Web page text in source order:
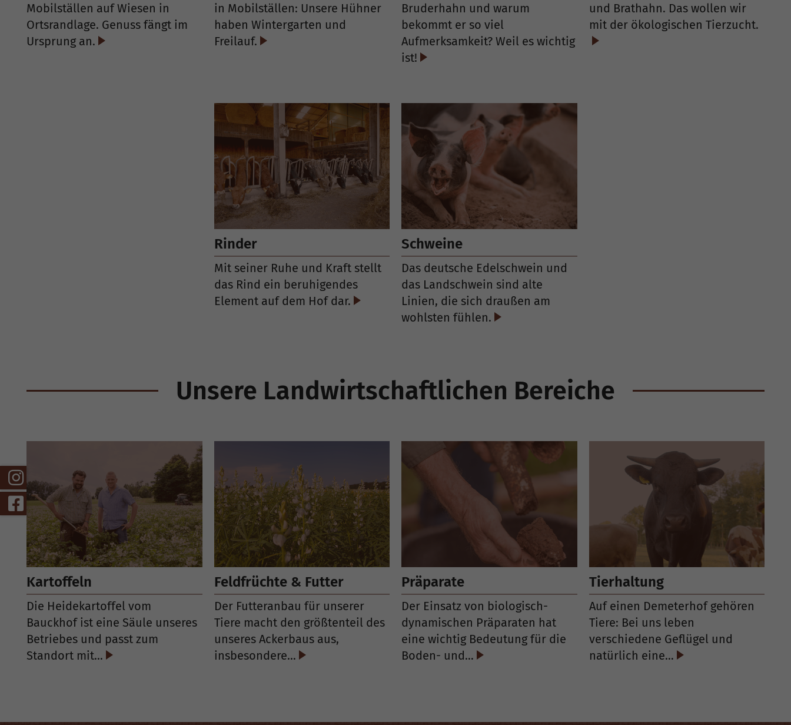
Mobilställen auf Wiesen in
Ortsrandlage. Genuss fängt im
Ursprung an.
in Mobilställen: Unsere Hühner
haben Wintergarten und
Freilauf.
Bruderhahn und warum
bekommt er so viel
Aufmerksamkeit? Weil es wichtig
ist!
und Brathahn. Das wollen wir
mit der ökologischen Tierzucht.
Rinder
Mit seiner Ruhe und Kraft stellt
das Rind ein beruhigendes
Element auf dem Hof dar.
Schweine
Das deutsche Edelschwein und
das Landschwein sind alte
Linien, die sich draußen am
wohlsten fühlen.
Unsere Landwirtschaftlichen Bereiche
Kartoffeln
Die Heidekartoffel vom
Bauckhof ist eine Säule unseres
Betriebes und passt zum
Standort mit…
Feldfrüchte & Futter
Der Futteranbau für unserer
Tiere macht den größtenteil des
unseres Ackerbaus aus,
insbesondere…
Präparate
Der Einsatz von biologisch-
dynamischen Präparaten hat
eine wichtig Bedeutung für die
Boden- und…
Tierhaltung
Auf einen Demeterhof gehören
Tiere: Bei uns leben
verschiedene Geflügel und
natürlich eine…